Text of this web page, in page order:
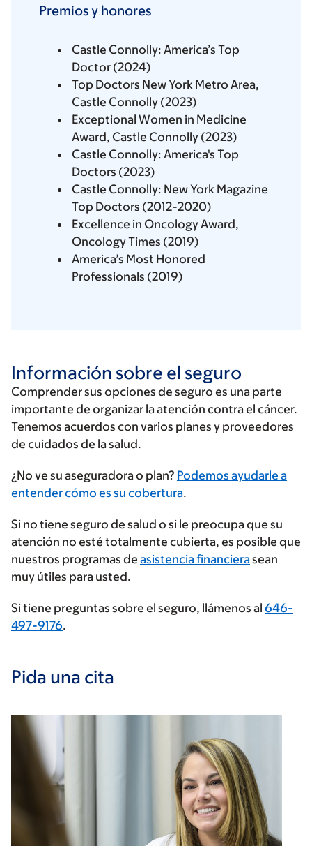
Premios y honores
Castle Connolly: America’s Top
Doctor (2024)
Top Doctors New York Metro Area,
Castle Connolly (2023)
Exceptional Women in Medicine
Award, Castle Connolly (2023)
Castle Connolly: America's Top
Doctors (2023)
Castle Connolly: New York Magazine
Top Doctors (2012-2020)
Excellence in Oncology Award,
Oncology Times (2019)
America’s Most Honored
Professionals (2019)
Información sobre el seguro
Comprender sus opciones de seguro es una parte
importante de organizar la atención contra el cáncer.
Tenemos acuerdos con varios planes y proveedores
de cuidados de la salud.
Ingrese
su
de
seguros
¿No ve su aseguradora o plan? Podemos ayudarle a
entender cómo es su cobertura.
Si no tiene seguro de salud o si le preocupa que su
atención no esté totalmente cubierta, es posible que
nuestros programas de asistencia financierasean
muy útiles para usted.
Si tiene preguntas sobre el seguro, llámenos al 646-
497-9176.
Pida una cita